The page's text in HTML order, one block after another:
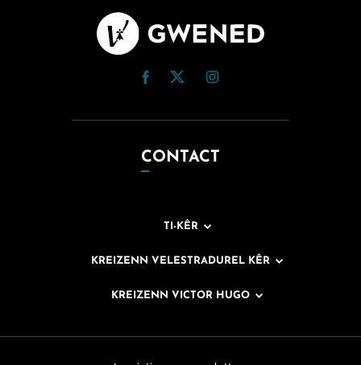
CONTACT
TI-KÊR
KREIZENN VELESTRADUREL KÊR
KREIZENN VICTOR HUGO